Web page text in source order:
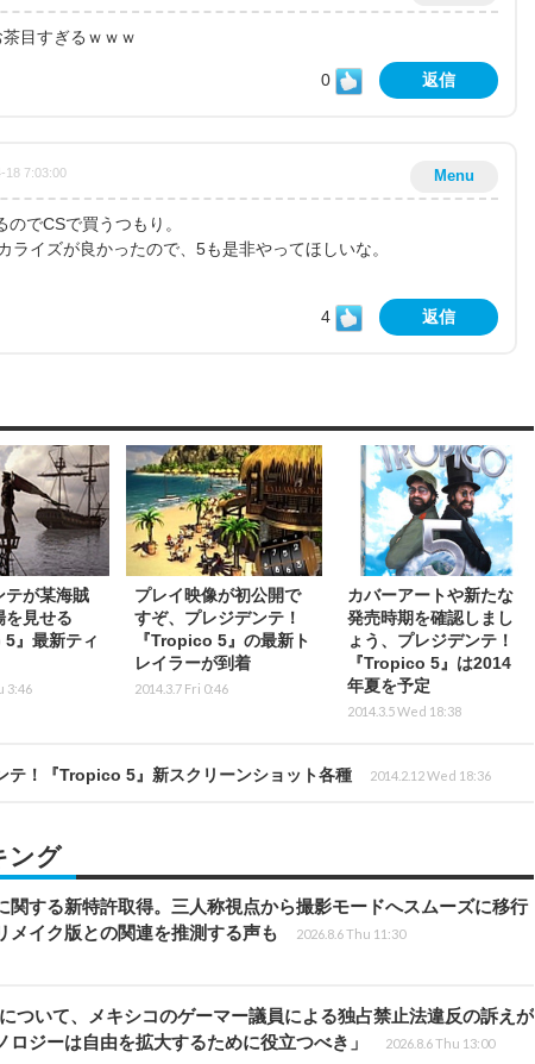
目すぎるｗｗｗ
0 返信
Menu
18 7:03:00
でCSで買うつもり。
イズが良かったので、5も是非やってほしいな。
4 返信
テが某海賊
を見せる
5』最新ティ
3:46
プレイ映像が初公開で
すぞ、プレジデンテ！
『Tropico 5』の最新ト
レイラーが到着
2014.3.7 Fri 0:46
カバーアートや新たな
発売時期を確認しまし
ょう、プレジデンテ！
『Tropico 5』は2014
年夏を予定
2014.3.5 Wed 18:38
テ！『Tropico 5』新スクリーンショット各種 2014.2.12 Wed 18:36
ング
関する新特許取得。三人称視点から撮影モードへスムーズに移行
イク版との関連を推測する声も
2026.8.6 Thu 11:30
ついて、メキシコのゲーマー議員による独占禁止法違反の訴えが
ジーは自由を拡大するために役立つべき」
2026.8.6 Thu 13:00